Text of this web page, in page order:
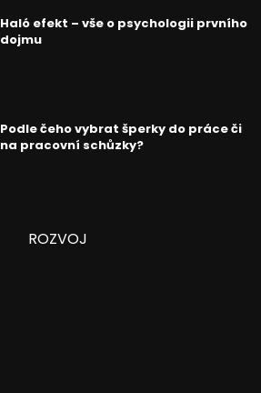
Haló efekt – vše o psychologii prvního
dojmu
Podle čeho vybrat šperky do práce či
na pracovní schůzky?
ROZVOJ